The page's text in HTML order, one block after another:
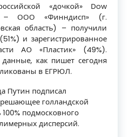
«дочкой» Dow
– ООО «Финндисп» (г.
область) – получили
и зарегистрированное
АО «Пластик» (49%).
как пишет сегодня
в ЕГРЮЛ.
Путин подписал
голландской
подмосковного
дисперсий.